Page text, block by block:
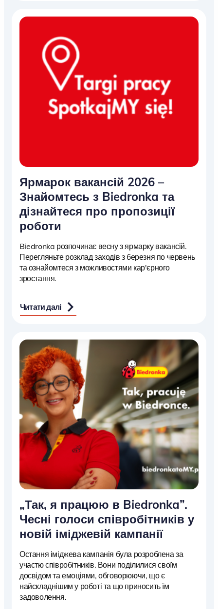
Ярмарок вакансій 2026 –
Знайомтесь з Biedronka та
дізнайтеся про пропозиції
роботи
Biedronka розпочинає весну з ярмарку вакансій.
Перегляньте розклад заходів з березня по червень
та ознайомтеся з можливостями кар'єрного
зростання.
Читати далі
„Так, я працюю в Biedronka”.
Чесні голоси співробітників у
новій іміджевій кампанії
Остання іміджева кампанія була розроблена за
участю співробітників. Вони поділилися своїм
досвідом та емоціями, обговорюючи, що є
найскладнішим у роботі та що приносить їм
задоволення.